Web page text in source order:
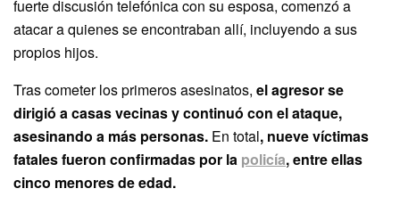
fuerte discusión telefónica con su esposa, comenzó a
atacar a quienes se encontraban allí, incluyendo a sus
propios hijos.
Tras cometer los primeros asesinatos, el agresor se
dirigió a casas vecinas y continuó con el ataque,
asesinando a más personas. En total, nueve víctimas
fatales fueron confirmadas por la policía, entre ellas
cinco menores de edad.